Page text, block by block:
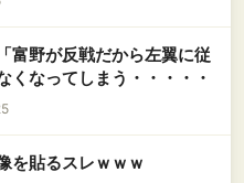
富野が反戦だから左翼に従
くなってしまう・・・・・
を貼るスレｗｗｗ